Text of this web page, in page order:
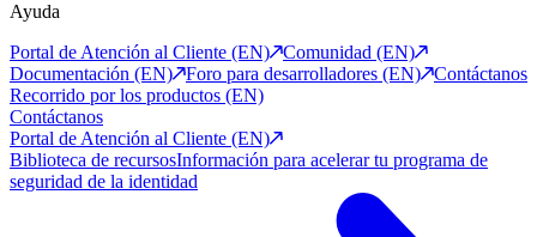
Ayuda
Portal de Atención al Cliente (EN)
Comunidad (EN)
Documentación (EN)
Foro para desarrolladores (EN)
Contáctanos
Recorrido por los productos (EN)
Contáctanos
Portal de Atención al Cliente (EN)
Biblioteca de recursosInformación para acelerar tu programa de
seguridad de la identidad